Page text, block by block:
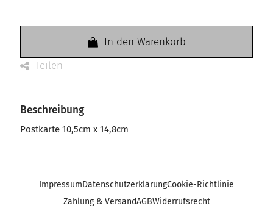
In den Warenkorb
Teilen
Beschreibung
Postkarte 10,5cm x 14,8cm
ImpressumDatenschutzerklärungCookie-Richtlinie
Zahlung & VersandAGBWiderrufsrecht